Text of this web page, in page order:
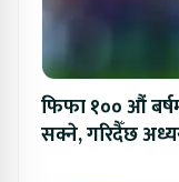
फिफा १०० औं
सक्ने, गरिदैँछ